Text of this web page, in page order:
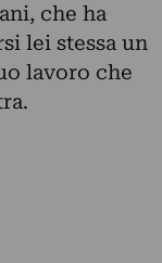
che ha
lei stessa un
lavoro che